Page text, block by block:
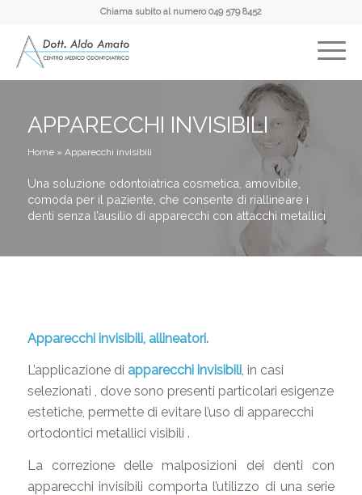
Chiama subito al numero049 579 8452
APPARECCHI INVISIBILI
Home» Apparecchi invisibili
Una soluzione odontoiatrica cosmetica, amovibile,
comoda per il paziente, che consente di riallineare i
denti senza l’ausilio di apparecchi con attacchi metallici
Apparecchi invisibili, allineatori.
L’applicazione di apparecchi invisibili, in casi
selezionati , dove sono presenti particolari esigenze
estetiche, permette di evitare l’uso di apparecchi
ortodontici metallici visibili .
La correzione delle malposizioni dei denti con
apparecchi invisibili comporta l’utilizzo di una serie